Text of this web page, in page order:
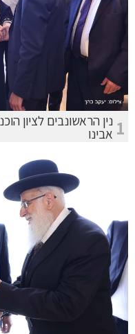
1 נין הראשונבים לציון
אבינו